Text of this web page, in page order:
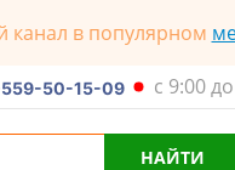
канал в популярном
50-15-09 с 9:00
НАЙТИ